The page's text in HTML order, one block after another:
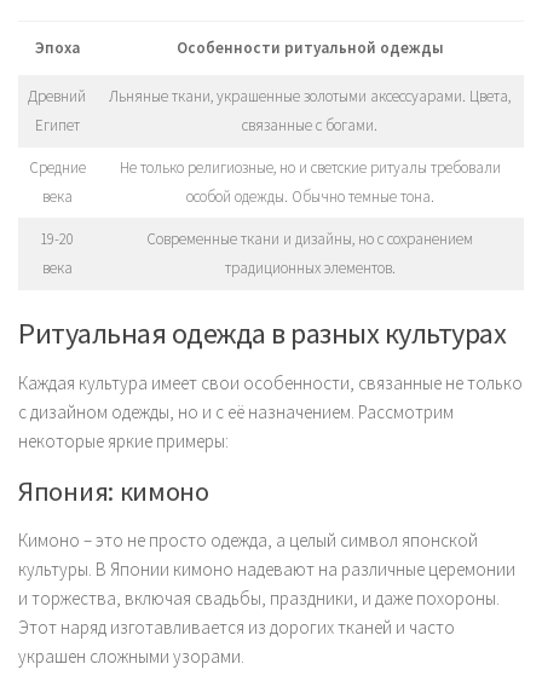
Эпоха Особенности ритуальной одежды
Древний
Египет
Льняные ткани, украшенные золотыми аксессуарами. Цвета,
связанные с богами.
Средние
века
Не только религиозные, но и светские ритуалы требовали
особой одежды. Обычно темные тона.
19-20
века
Современные ткани и дизайны, но с сохранением
традиционных элементов.
Ритуальная одежда в разных культурах
Каждая культура имеет свои особенности, связанные не только
с дизайном одежды, но и с её назначением. Рассмотрим
некоторые яркие примеры:
Япония: кимоно
Кимоно – это не просто одежда, а целый символ японской
культуры. В Японии кимоно надевают на различные церемонии
и торжества, включая свадьбы, праздники, и даже похороны.
Этот наряд изготавливается из дорогих тканей и часто
украшен сложными узорами.